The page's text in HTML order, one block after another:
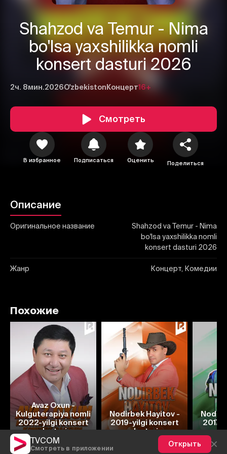
TVCOM
Смотреть в приложении
Открыть
Shahzod va Temur - Nima
bo'lsa yaxshilikka nomli
konsert dasturi 2026
2ч. 8мин.2026O'zbekiston Концерт16+
Смотреть
В избранное Подписаться Оценить Поделиться
Описание
Оригинальное название
Shahzod va Temur - Nima
bo'lsa yaxshilikka nomli
konsert dasturi 2026
Жанр Концерт, Комедии
1 2 3
Отправить
Похожие
Avaz Oxun -
Kulguterapiya nomli
2022-yilgi konsert
dasturi
Nodirbek Hayitov -
2019-yilgi konsert
dasturi
2017-